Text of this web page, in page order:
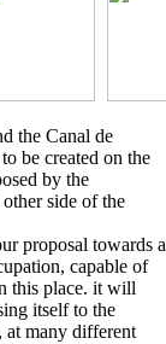
the Canal de
be created on the
by the
side of the
proposal towards a
capable of
this place. it will
itself to the
many different